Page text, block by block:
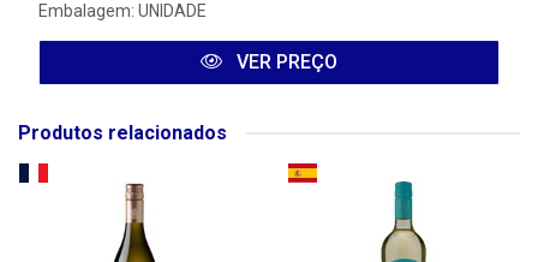
Embalagem: UNIDADE
VER PREÇO
Produtos relacionados